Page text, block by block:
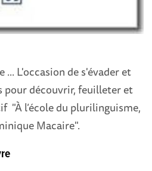
L'occasion de s'évader et
pour découvrir, feuilleter et
"À l’école du plurilinguisme,
Macaire".